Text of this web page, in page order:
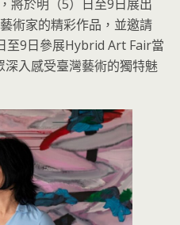
將於明（5）日至9日展出
術家的精彩作品，並邀請
至9日參展Hybrid Art Fair當
入感受臺灣藝術的獨特魅